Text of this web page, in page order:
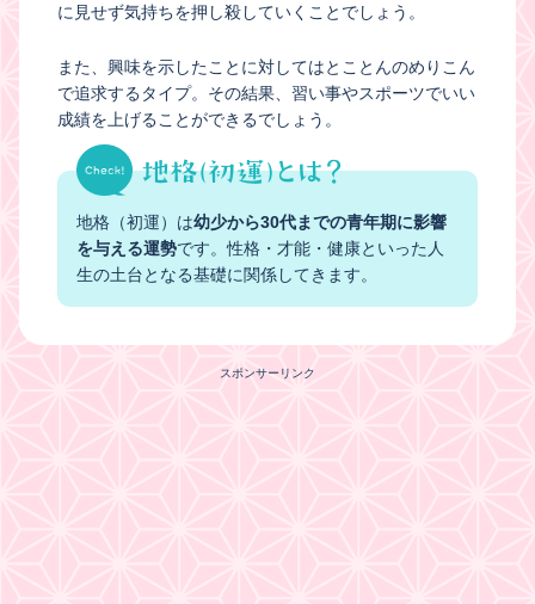
に見せず気持ちを押し殺していくことでしょう。
また、興味を示したことに対してはとことんのめりこん
で追求するタイプ。その結果、習い事やスポーツでいい
成績を上げることができるでしょう。
地格（初運）は幼少から30代までの青年期に影響
を与える運勢です。性格・才能・健康といった人
生の土台となる基礎に関係してきます。
スポンサーリンク